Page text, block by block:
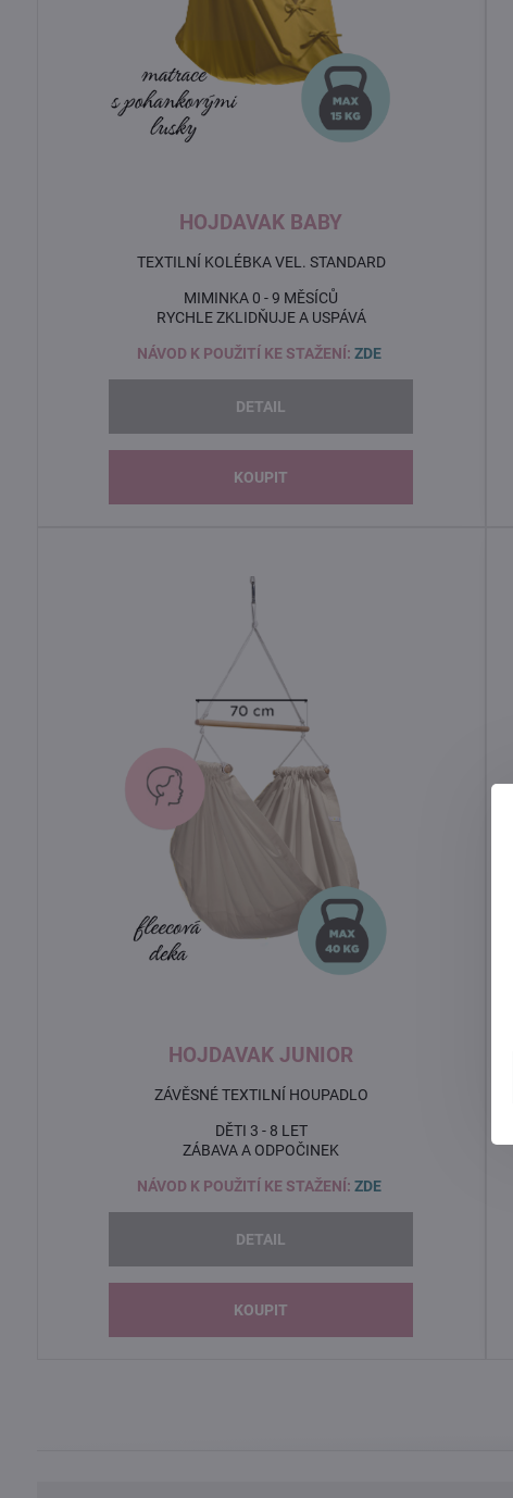
HOJDAVAK BABY
TEXTILNÍ KOLÉBKA VEL. STANDARD
MIMINKA 0 - 9 MĚSÍCŮ
RYCHLE ZKLIDŇUJE A USPÁVÁ
NÁVOD K POUŽITÍ KE STAŽENÍ: ZDE
DETAIL
KOUPIT
HOJDAVAK JUNIOR
ZÁVĚSNÉ TEXTILNÍ HOUPADLO
DĚTI 3 - 8 LET
ZÁBAVA A ODPOČINEK
NÁVOD K POUŽITÍ KE STAŽENÍ: ZDE
DETAIL
KOUPIT